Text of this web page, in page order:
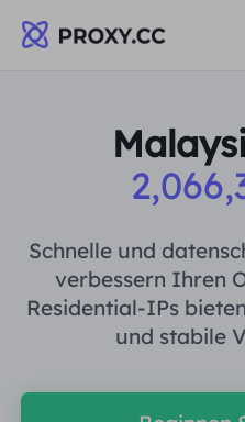
Statischer Wohn-
Unbegrenzter
WOHNPROXY
Wohn-Proxy
Statischer Wohn-
Data for AI
Schnelle und
verbessern Ihren
Residential-IPs
und stabile